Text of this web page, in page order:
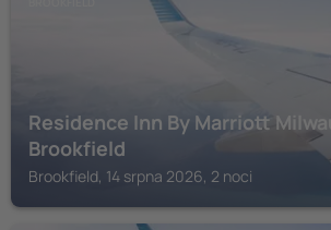
Residence Inn By Marriott
Brookfield
Brookfield, 14 srpna 2026, 2 noci